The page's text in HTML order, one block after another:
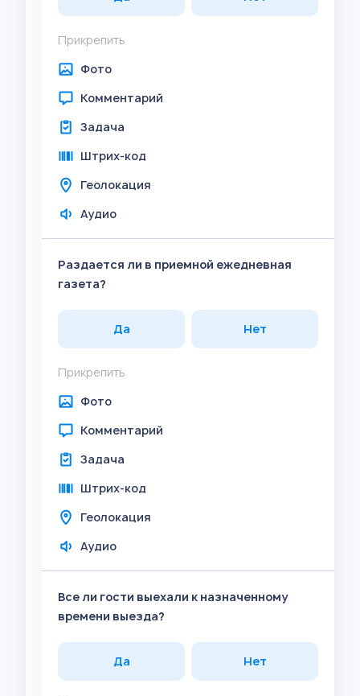
Прикрепить
Фото
Комментарий
Задача
Штрих-код
Геолокация
Аудио
Раздается ли в приемной ежедневная
газета?
Да Нет
Прикрепить
Фото
Комментарий
Задача
Штрих-код
Геолокация
Аудио
Все ли гости выехали к назначенному
времени выезда?
Да Нет